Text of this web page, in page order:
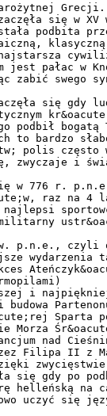
Grecji.
się w XV
podbita
jest pałac w
zabić swego
się gdy
podbił
to bardzo
polis często
zwyczaje i
w 776 r.
raz na
p.n.e., czyli
wydarzenia
i
Sparta
Morza
nad
Filipa II z
się gdy po
na
uczyć się